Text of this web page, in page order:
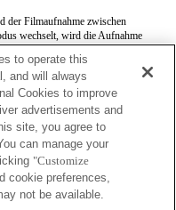
der Filmaufnahme zwischen
wechselt, wird die Aufnahme
vor dem Umschalten in den
eingestellt ist, arbeitet die
nicht korrekt, die
to operate this
and will always
Cookies to improve
advertisements and
site, you agree to
can manage your
"Customize
cookie preferences,
not be available.